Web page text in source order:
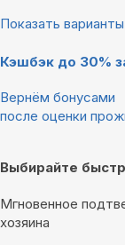
Показать варианты
Кэшбэк до 30%
Вернём бонусами
после оценки
Выбирайте
Мгновенное
хозяина